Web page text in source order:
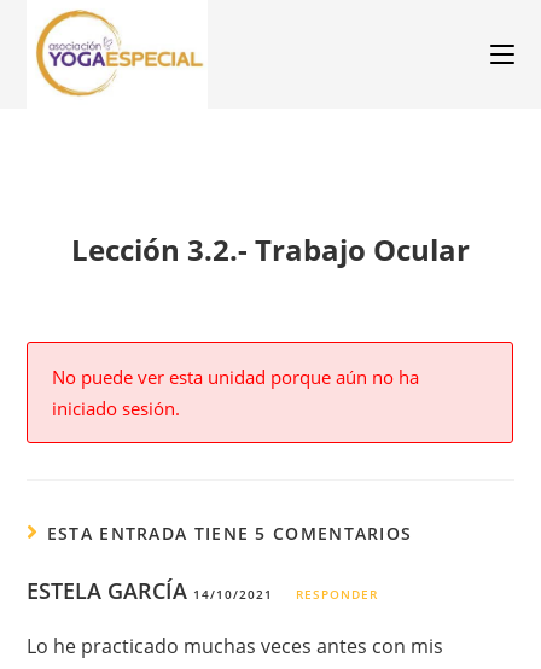
Lección 3.2.- Trabajo Ocular
No puede ver esta unidad porque aún no ha
iniciado sesión.
ESTA ENTRADA TIENE 5 COMENTARIOS
ESTELA GARCÍA 14/10/2021 RESPONDER
Lo he practicado muchas veces antes con mis